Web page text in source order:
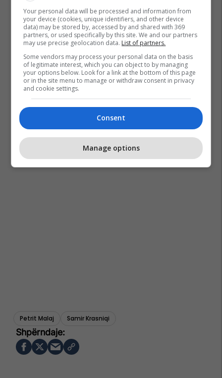
Petrit Malaj Samir Krasniqi
Your personal data will be processed and information from
your device (cookies, unique identifiers, and other device
data) may be stored by, accessed by and shared with 369
partners, or used specifically by this site. We and our partners
may use precise geolocation data. List of partners.
Some vendors may process your personal data on the basis
of legitimate interest, which you can object to by managing
your options below. Look for a link at the bottom of this page
or in the site menu to manage or withdraw consent in privacy
and cookie settings.
Consent
Manage options